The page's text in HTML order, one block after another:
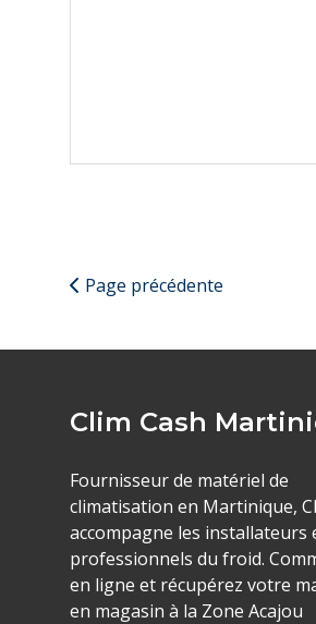
Page précédente
Clim Cash
Fournisseur de matériel de
climatisation en Martinique,
accompagne les installateurs
professionnels du froid.
en ligne et récupérez votre
en magasin à la Zone Acajou